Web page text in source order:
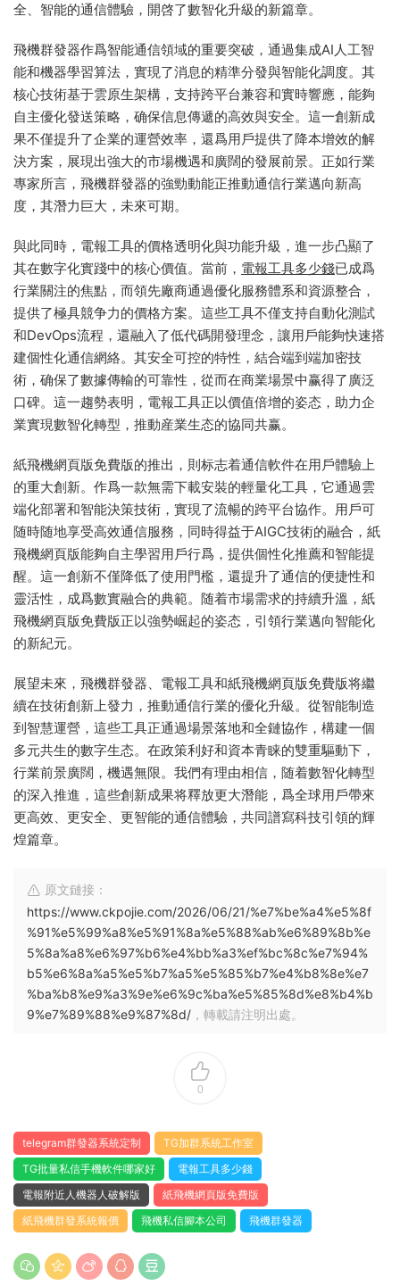
全、智能的通信體驗，開啓了數智化升級的新篇章。
飛機群發器作爲智能通信領域的重要突破，通過集成AI人工智
能和機器學習算法，實現了消息的精準分發與智能化調度。其
核心技術基于雲原生架構，支持跨平台兼容和實時響應，能夠
自主優化發送策略，确保信息傳遞的高效與安全。這一創新成
果不僅提升了企業的運營效率，還爲用戶提供了降本增效的解
決方案，展現出強大的市場機遇和廣闊的發展前景。正如行業
專家所言，飛機群發器的強勁動能正推動通信行業邁向新高
度，其潛力巨大，未來可期。
與此同時，電報工具的價格透明化與功能升級，進一步凸顯了
其在數字化實踐中的核心價值。當前， 電報工具多少錢已成爲
行業關注的焦點，而領先廠商通過優化服務體系和資源整合，
提供了極具競争力的價格方案。這些工具不僅支持自動化測試
和DevOps流程，還融入了低代碼開發理念，讓用戶能夠快速搭
建個性化通信網絡。其安全可控的特性，結合端到端加密技
術，确保了數據傳輸的可靠性，從而在商業場景中赢得了廣泛
口碑。這一趨勢表明，電報工具正以價值倍增的姿态，助力企
業實現數智化轉型，推動産業生态的協同共赢。
紙飛機網頁版免費版的推出，則标志着通信軟件在用戶體驗上
的重大創新。作爲一款無需下載安裝的輕量化工具，它通過雲
端化部署和智能決策技術，實現了流暢的跨平台協作。用戶可
随時随地享受高效通信服務，同時得益于AIGC技術的融合，紙
飛機網頁版能夠自主學習用戶行爲，提供個性化推薦和智能提
醒。這一創新不僅降低了使用門檻，還提升了通信的便捷性和
靈活性，成爲數實融合的典範。随着市場需求的持續升溫，紙
飛機網頁版免費版正以強勢崛起的姿态，引領行業邁向智能化
的新紀元。
展望未來，飛機群發器、電報工具和紙飛機網頁版免費版将繼
續在技術創新上發力，推動通信行業的優化升級。從智能制造
到智慧運營，這些工具正通過場景落地和全鏈協作，構建一個
多元共生的數字生态。在政策利好和資本青睐的雙重驅動下，
行業前景廣闊，機遇無限。我們有理由相信，随着數智化轉型
的深入推進，這些創新成果将釋放更大潛能，爲全球用戶帶來
更高效、更安全、更智能的通信體驗，共同譜寫科技引領的輝
煌篇章。
原文鏈接：
https://www.ckpojie.com/2026/06/21/%e7%be%a4%e5%8f
%91%e5%99%a8%e5%91%8a%e5%88%ab%e6%89%8b%e
5%8a%a8%e6%97%b6%e4%bb%a3%ef%bc%8c%e7%94%
b5%e6%8a%a5%e5%b7%a5%e5%85%b7%e4%b8%8e%e7
%ba%b8%e9%a3%9e%e6%9c%ba%e5%85%8d%e8%b4%b
9%e7%89%88%e9%87%8d/ ，轉載請注明出處。
0
telegram群發器系統定制
TG加群系統工作室
TG批量私信手機軟件哪家好
電報工具多少錢
電報附近人機器人破解版
紙飛機網頁版免費版
紙飛機群發系統報價
飛機私信腳本公司 飛機群發器